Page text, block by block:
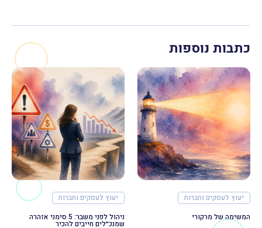
כתבות נוספות
יעוץ לעסקים וחברות
המשימה של מרקורי
יעוץ לעסקים וחברות
ניהול לפני משבר: 5 סימני אזהרה
שמנכ״לים חייבים להכיר